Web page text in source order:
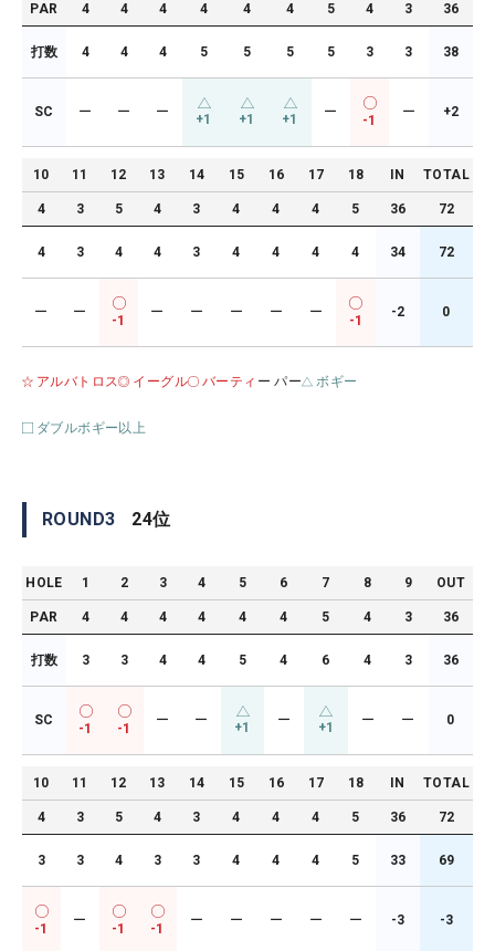
PAR 4 4 4 4 4 4 5 4 3 36
打数 4 4 4 5 5 5 5 3 3 38
SC ー ー ー +1 +1 +1 ー
-1
ー +2
10 11 12 13 14 15 16 17 18 IN TOTAL
4 3 5 4 3 4 4 4 5 36 72
4 3 4 4 3 4 4 4 4 34 72
ー ー
-1
ー ー ー ー ー
-1
-2 0
アルバトロス イーグル バーティ ー パー ボギー
ダブルボギー以上
ROUND3 24位
HOLE 1 2 3 4 5 6 7 8 9 OUT
PAR 4 4 4 4 4 4 5 4 3 36
打数 3 3 4 4 5 4 6 4 3 36
SC
-1 -1
ー ー +1 ー +1 ー ー 0
10 11 12 13 14 15 16 17 18 IN TOTAL
4 3 5 4 3 4 4 4 5 36 72
3 3 4 3 3 4 4 4 5 33 69
-1
ー
-1 -1
ー ー ー ー ー -3 -3